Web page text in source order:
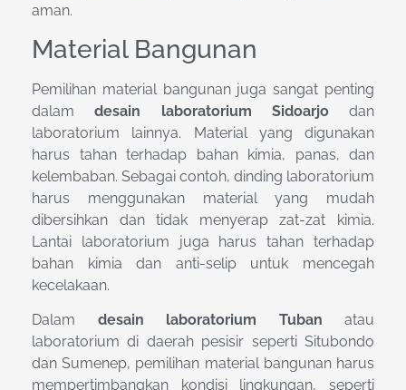
aman.
Material Bangunan
Pemilihan material bangunan juga sangat penting
dalamdesain laboratorium Sidoarjodan
laboratorium lainnya. Material yang digunakan
harus tahan terhadap bahan kimia, panas, dan
kelembaban. Sebagai contoh, dinding laboratorium
harus menggunakan material yang mudah
dibersihkan dan tidak menyerap zat-zat kimia.
Lantai laboratorium juga harus tahan terhadap
bahan kimia dan anti-selip untuk mencegah
kecelakaan.
Dalam desain laboratorium Tuban atau
laboratorium di daerah pesisir seperti Situbondo
dan Sumenep, pemilihan material bangunan harus
mempertimbangkan kondisi lingkungan, seperti